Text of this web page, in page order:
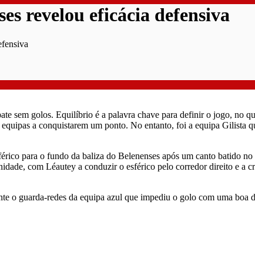
revelou eficácia defensiva
sem golos. Equilíbrio é a palavra chave para definir o jogo, no
a conquistarem um ponto. No entanto, foi a equipa Gilista
para o fundo da baliza do Belenenses após um canto batido
com Léautey a conduzir o esférico pelo corredor direito e a
o guarda-redes da equipa azul que impediu o golo com uma boa